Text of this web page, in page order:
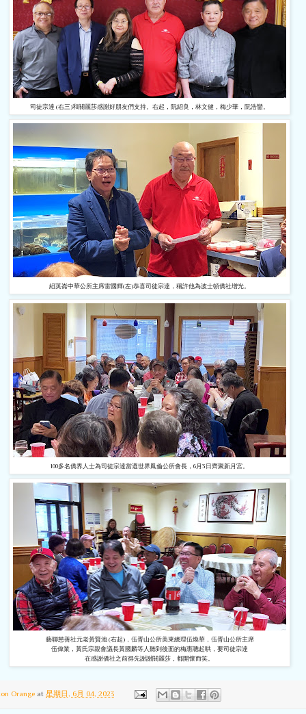
司徒宗達 (右三)和關麗莎感謝好朋友們支持。右起，阮紹良，林文健，梅少華，阮浩鑾。
紐英崙中華公所主席雷國輝(左)恭喜司徒宗達，稱許他為波士頓僑社增光。
100多名僑界人士為司徒宗達當選世界鳳倫公所會長，6月3日齊聚新月宮。
藝聯慈善社元老黃賢池 (右起)，伍胥山公所美東總理伍煥華，伍胥山公所主席
伍偉業，黃氏宗親會議長黃國麟等人聽到後面的梅惠聰起哄，要司徒宗達
在感謝僑社之前得先謝謝關麗莎，都開懷而笑。
Orange at 星期日, 6月 04, 2023